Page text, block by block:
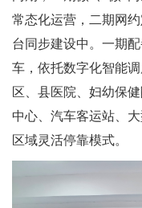
常态化运营，二期网
台同步建设中。一期
车，依托数字化智能
区、县医院、妇幼保
中心、汽车客运站、
区域灵活停靠模式。